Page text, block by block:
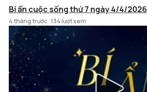
Bí ẩn cuộc sống thứ 7 ngày 4/4/2026
4 tháng trước 134 lượt xem